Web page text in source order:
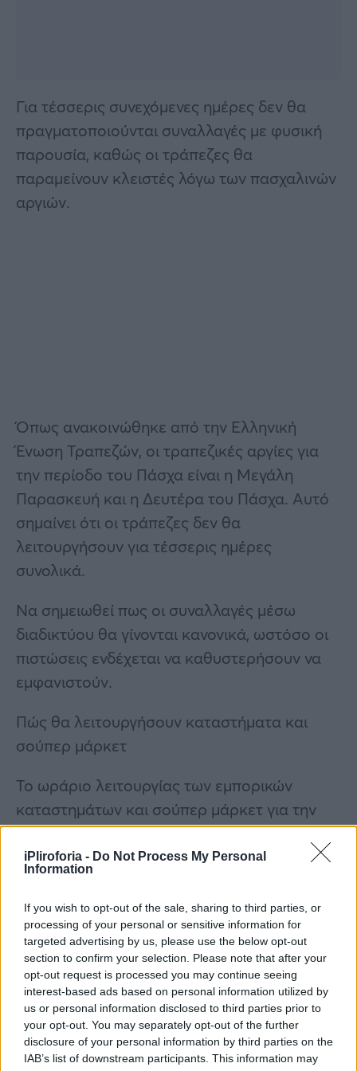
iPliroforia - Do Not Process My Personal
Information
If you wish to opt-out of the sale, sharing to third parties, or
processing of your personal or sensitive information for
targeted advertising by us, please use the below opt-out
section to confirm your selection. Please note that after your
opt-out request is processed you may continue seeing
interest-based ads based on personal information utilized by
us or personal information disclosed to third parties prior to
your opt-out. You may separately opt-out of the further
disclosure of your personal information by third parties on the
IAB’s list of downstream participants. This information may
Για τέσσερις συνεχόμενες ημέρες δεν θα
πραγματοποιούνται συναλλαγές με φυσική
παρουσία, καθώς οι τράπεζες θα
παραμείνουν κλειστές λόγω των πασχαλινών
αργιών.
Όπως ανακοινώθηκε από την Ελληνική
Ένωση Τραπεζών, οι τραπεζικές αργίες για
την περίοδο του Πάσχα είναι η Μεγάλη
Παρασκευή και η Δευτέρα του Πάσχα. Αυτό
σημαίνει ότι οι τράπεζες δεν θα
λειτουργήσουν για τέσσερις ημέρες
συνολικά.
Να σημειωθεί πως οι συναλλαγές μέσω
διαδικτύου θα γίνονται κανονικά, ωστόσο οι
πιστώσεις ενδέχεται να καθυστερήσουν να
εμφανιστούν.
Πώς θα λειτουργήσουν καταστήματα και
σούπερ μάρκετ
Το ωράριο λειτουργίας των εμπορικών
καταστημάτων και σούπερ μάρκετ για την
περίοδο των εορτών Πάσχα 2024 σε όλη την
επικράτεια, θα έχει ως εξής: